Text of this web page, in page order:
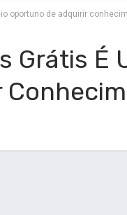
oportuno de adquirir
Grátis É